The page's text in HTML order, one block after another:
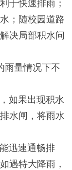
于快速排雨；
；随校园道路
决局部积水问
雨量情况下不
如果出现积水
水闸，将雨水
迅速通畅排
遇特大降雨，